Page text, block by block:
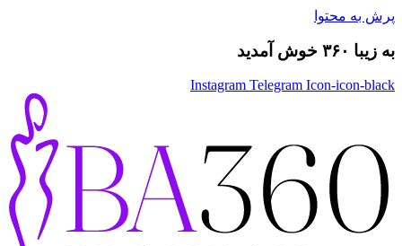
پرش به محتوا
به زیبا ۳۶۰ خوش آمدید
Instagram Telegram Icon-icon-black